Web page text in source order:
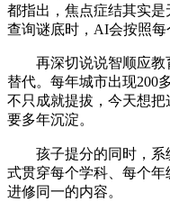
都指出，焦点症结其实
查询谜底时，AI会按照每
再深切说说智顺应教育
替代。每年城市出现200
不只成就提拔，今天想
要多年沉淀。
孩子提分的同时，系
式贯穿每个学科、每个
进修同一的内容。